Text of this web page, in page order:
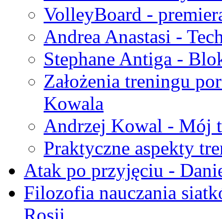
VolleyBoard -
Andrea Anastasi -
Stephane Antiga -
Założenia treningu
Kowala
Andrzej Kowal - Mój
Praktyczne aspekty
Atak po przyjęciu -
Filozofia nauczania